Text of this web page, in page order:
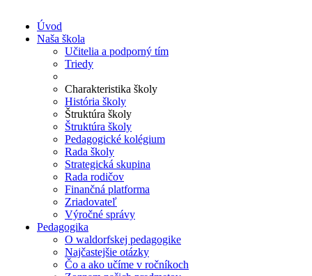
Úvod
Naša škola
Učitelia a podporný tím
Triedy
Charakteristika školy
História školy
Štruktúra školy
Štruktúra školy
Pedagogické kolégium
Rada školy
Strategická skupina
Rada rodičov
Finančná platforma
Zriadovateľ
Výročné správy
Pedagogika
O waldorfskej pedagogike
Najčastejšie otázky
Čo a ako učíme v ročníkoch